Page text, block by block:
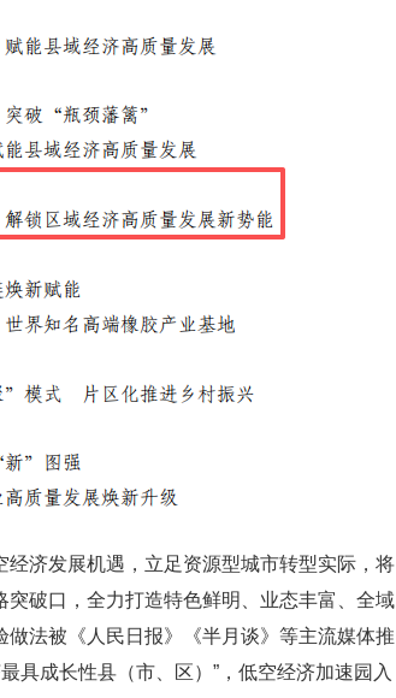
经济发展机遇，立足资源型城市转型实际，将
破口，全力打造特色鲜明、业态丰富、全域
法被《人民日报》《半月谈》等主流媒体推
具成长性县（市、区）”，低空经济加速园入